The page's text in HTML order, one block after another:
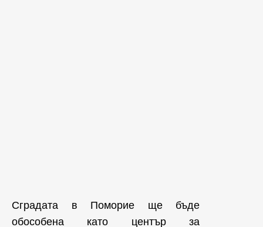
Сградата в Поморие ще бъде
обособена като център за